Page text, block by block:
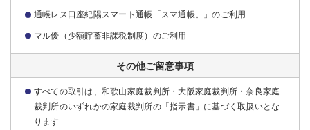
通帳レス口座紀陽スマート通帳「スマ通帳。」のご利用
マル優（少額貯蓄非課税制度）のご利用
その他ご留意事項
すべての取引は、和歌山家庭裁判所・大阪家庭裁判所・奈良家庭
裁判所のいずれかの家庭裁判所の「指示書」に基づく取扱いとな
ります